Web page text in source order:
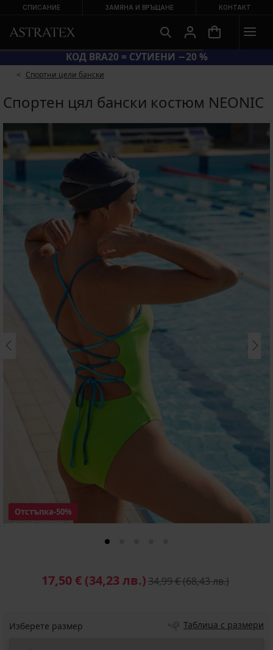
СПИСАНИЕ ЗАМЯНА И ВРЪЩАНЕ КОНТАКТ
КОД BRA20 = СУТИЕНИ −20 %
Спортни цели бански
Спортен цял бански костюм NEONIC
Отстъпка-50%
17,50 € (34,23 лв.)34,99 €(68,43 лв.)
Изберете размер Таблица с размери